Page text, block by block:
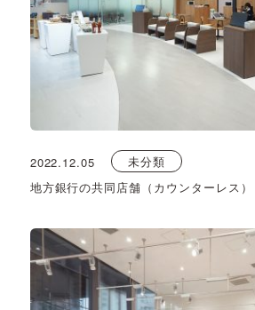
2022.12.05
未分類
地方銀行の共同店舗（カウンターレス）